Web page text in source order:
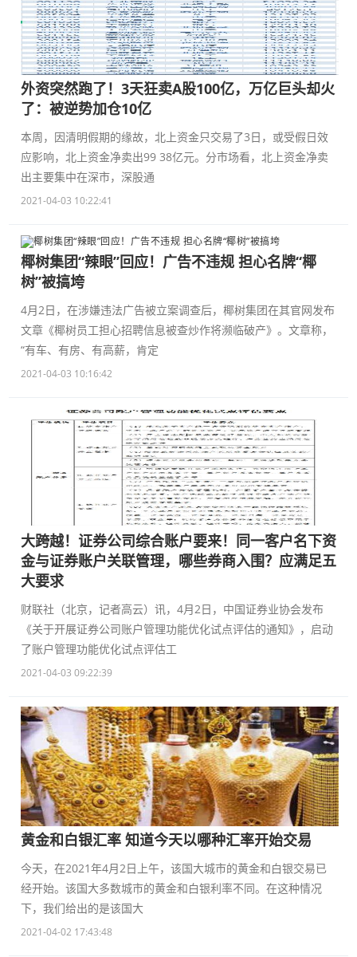
外资突然跑了！3天狂卖A股100亿，万亿巨头却火
了：被逆势加仓10亿
本周，因清明假期的缘故，北上资金只交易了3日，或受假日效
应影响，北上资金净卖出99 38亿元。分市场看，北上资金净卖
出主要集中在深市，深股通
2021-04-03 10:22:41
椰树集团“辣眼”回应！广告不违规 担心名牌“椰
树”被搞垮
4月2日，在涉嫌违法广告被立案调查后，椰树集团在其官网发布
文章《椰树员工担心招聘信息被查炒作将濒临破产》。文章称，
“有车、有房、有高薪，肯定
2021-04-03 10:16:42
大跨越！证券公司综合账户要来！同一客户名下资
金与证券账户关联管理，哪些券商入围？应满足五
大要求
财联社（北京，记者高云）讯，4月2日，中国证券业协会发布
《关于开展证券公司账户管理功能优化试点评估的通知》，启动
了账户管理功能优化试点评估工
2021-04-03 09:22:39
黄金和白银汇率 知道今天以哪种汇率开始交易
今天，在2021年4月2日上午，该国大城市的黄金和白银交易已
经开始。该国大多数城市的黄金和白银利率不同。在这种情况
下，我们给出的是该国大
2021-04-02 17:43:48